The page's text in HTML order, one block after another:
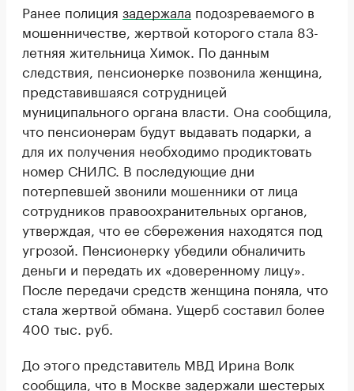
Ранее полиция задержала подозреваемого в
мошенничестве, жертвой которого стала 83-
летняя жительница Химок. По данным
следствия, пенсионерке позвонила женщина,
представившаяся сотрудницей
муниципального органа власти. Она сообщила,
что пенсионерам будут выдавать подарки, а
для их получения необходимо продиктовать
номер СНИЛС. В последующие дни
потерпевшей звонили мошенники от лица
сотрудников правоохранительных органов,
утверждая, что ее сбережения находятся под
угрозой. Пенсионерку убедили обналичить
деньги и передать их «доверенному лицу».
После передачи средств женщина поняла, что
стала жертвой обмана. Ущерб составил более
400 тыс. руб.
До этого представитель МВД Ирина Волк
сообщила , что в Москве задержали шестерых